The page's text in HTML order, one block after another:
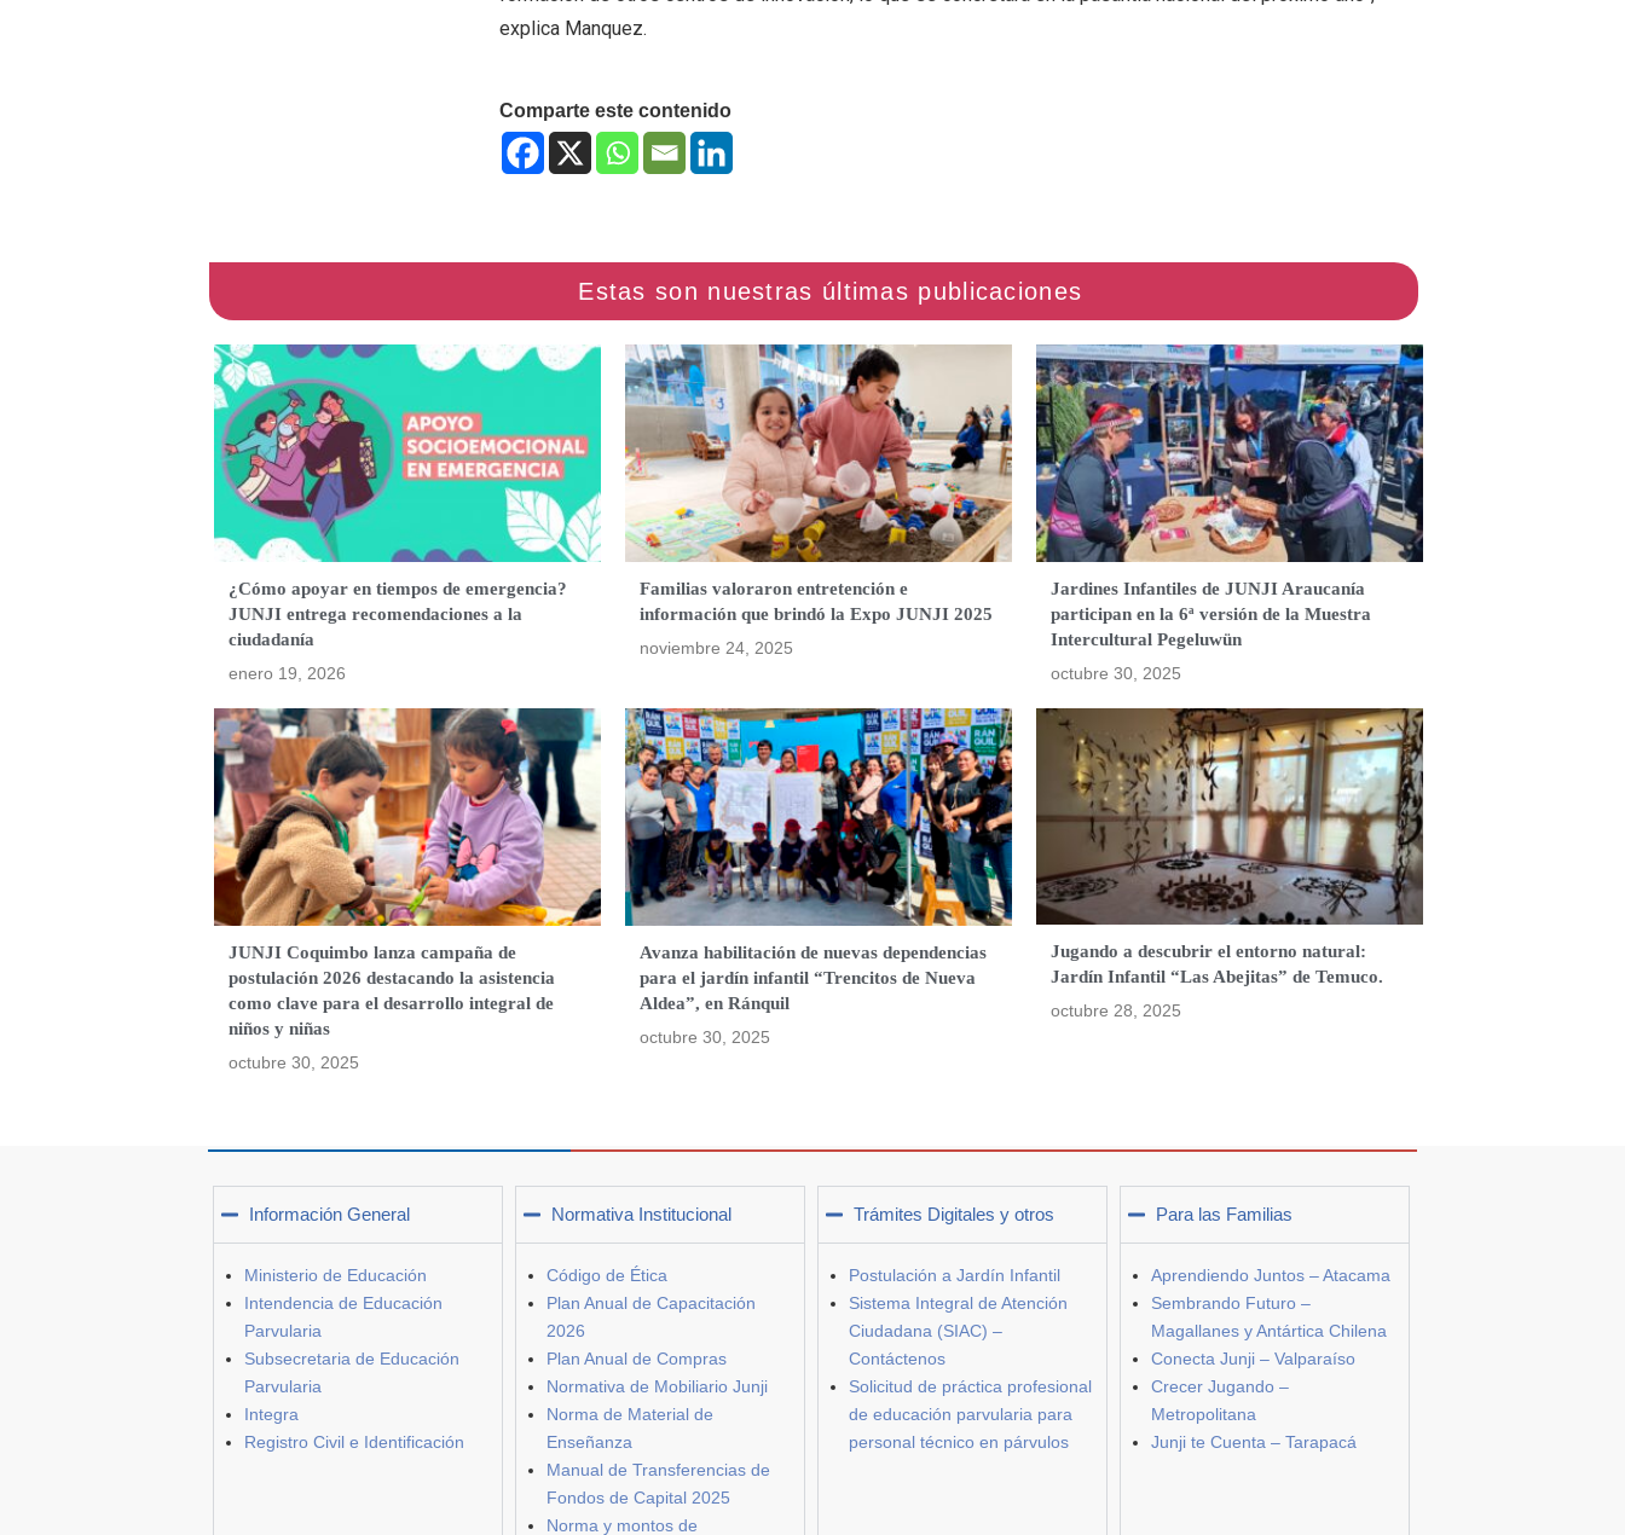
explica Manquez.
Comparte este contenido
¿Cómo apoyar en tiempos de emergencia?
JUNJI entrega recomendaciones a la
ciudadanía
enero 19, 2026
Familias valoraron entretención e
información que brindó la Expo JUNJI 2025
noviembre 24, 2025
Jardines Infantiles de JUNJI Araucanía
participan en la 6ª versión de la Muestra
Intercultural Pegeluwün
octubre 30, 2025
JUNJI Coquimbo lanza campaña de
postulación 2026 destacando la asistencia
como clave para el desarrollo integral de
niños y niñas
octubre 30, 2025
Avanza habilitación de nuevas dependencias
para el jardín infantil “Trencitos de Nueva
Aldea”, en Ránquil
octubre 30, 2025
Jugando a descubrir el entorno natural:
Jardín Infantil “Las Abejitas” de Temuco.
octubre 28, 2025
Información General
Ministerio de Educación
Intendencia de Educación
Parvularia
Subsecretaria de Educación
Parvularia
Integra
Registro Civil e Identificación
Normativa Institucional
Código de Ética
Plan Anual de Capacitación
2026
Plan Anual de Compras
Normativa de Mobiliario Junji
Norma de Material de
Enseñanza
Manual de Transferencias de
Fondos de Capital 2025
Norma y montos de
Trámites Digitales y otros
Postulación a Jardín Infantil
Sistema Integral de Atención
Ciudadana (SIAC) –
Contáctenos
Solicitud de práctica profesional
de educación parvularia para
personal técnico en párvulos
Para las Familias
Aprendiendo Juntos – Atacama
Sembrando Futuro –
Magallanes y Antártica Chilena
Conecta Junji – Valparaíso
Crecer Jugando –
Metropolitana
Junji te Cuenta – Tarapacá